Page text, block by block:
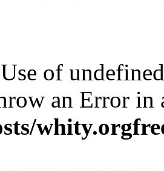
of
an Error in